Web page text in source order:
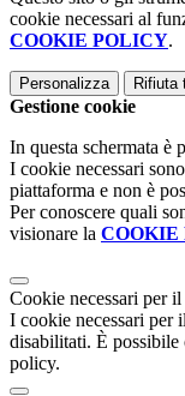
cookie necessari al
COOKIE POLICY.
Personalizza Rifiuta
Gestione cookie
In questa schermata è
I cookie necessari
piattaforma e non è
Per conoscere quali
visionare la COOKIE
Cookie necessari per
I cookie necessari per
disabilitati. È possibile
policy.